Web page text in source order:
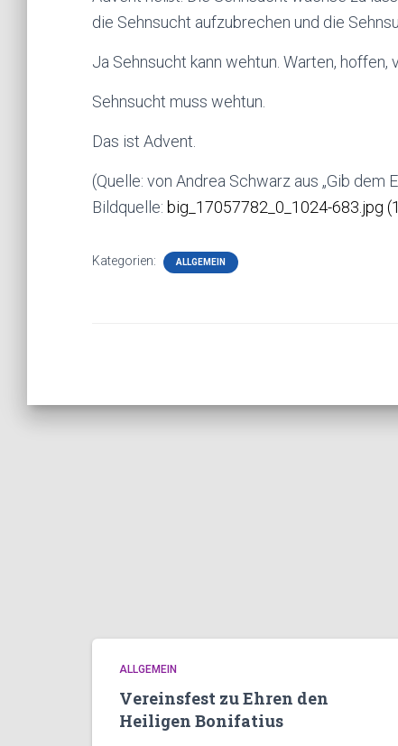
die Sehnsucht aufzubrechen und die
Ja Sehnsucht kann wehtun. Warten, hoffen,
Sehnsucht muss wehtun.
Das ist Advent.
(Quelle: von Andrea Schwarz aus „Gib dem
Bildquelle: big_17057782_0_1024-683.jpg
Kategorien: ALLGEMEIN
ALLGEMEIN
Vereinsfest zu Ehren den
Heiligen Bonifatius